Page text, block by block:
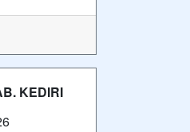
KEDIRI